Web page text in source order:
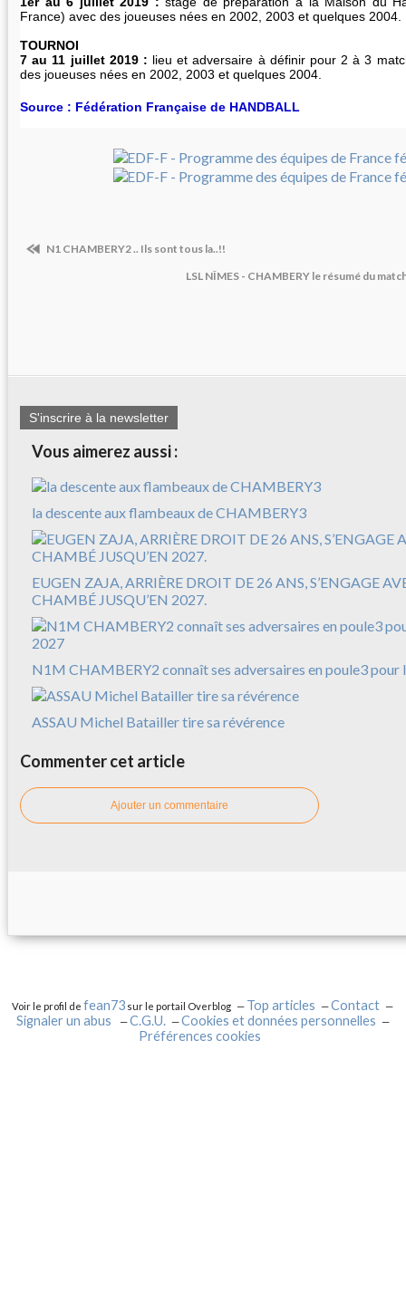
France) avec des joueuses nées en 2002, 2003 et quelques 2004.
TOURNOI
7 au 11 juillet 2019 : lieu et adversaire à définir pour 2 à 3
des joueuses nées en 2002, 2003 et quelques 2004.
Source : Fédération Française de HANDBALL
N1 CHAMBERY2 .. Ils sont tous la..!!
LSL NÎMES - CHAMBERY le résumé du
S'inscrire à la newsletter
Vous aimerez aussi :
la descente aux flambeaux de CHAMBERY3
EUGEN ZAJA, ARRIÈRE DROIT DE 26 ANS, S’ENGAGE
CHAMBÉ JUSQU’EN 2027.
N1M CHAMBERY2 connaît ses adversaires en poule3 pour
ASSAU Michel Batailler tire sa révérence
Commenter cet article
Ajouter un commentaire
Voir le profil defean73 sur le portail Overblog Top articles
Contact
Signaler un abus
C.G.U.
Cookies et données personnelles
Préférences cookies